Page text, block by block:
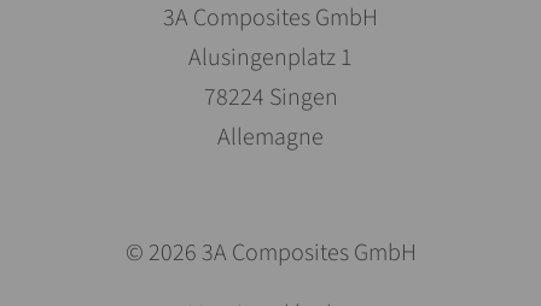
3A Composites GmbH
Alusingenplatz 1
78224 Singen
Allemagne
© 2026 3A Composites GmbH